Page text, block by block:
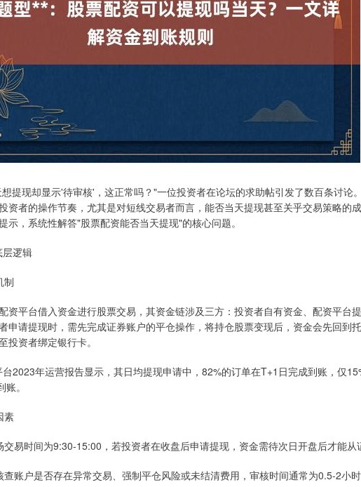
提现却显示'待审核'，这正常吗？"一位投资者在论坛的求助帖引发了数百条讨论
资者的操作节奏，尤其是对短线交易者而言，能否当天提现甚至关乎交易策略的
示，系统性解答"股票配资能否当天提现"的核心问题。
逻辑
制
资平台借入资金进行股票交易，其资金链涉及三方：投资者自有资金、配资平台
申请提现时，需先完成证券账户的平仓操作，将持仓股票变现后，资金会先回到
投资者绑定银行卡。
2023年运营报告显示，其日均提现申请中，82%的订单在T+1日完成到账，仅
。
素
易时间为9:30-15:00，若投资者在收盘后申请提现，资金需待次日开盘后才能从
账户是否存在异常交易、强制平仓风险或未结清费用，审核时间通常为0.5-2小时